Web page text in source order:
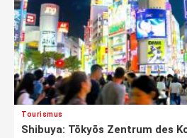
Tourismus
Shibuya: Tōkyōs Zentrum des